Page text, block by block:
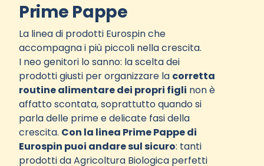
Prime Pappe
La linea di prodotti Eurospin che
accompagna i più piccoli nella crescita.
I neo genitori lo sanno: la scelta dei
prodotti giusti per organizzare la corretta
routine alimentare dei propri figli non è
affatto scontata, soprattutto quando si
parla delle prime e delicate fasi della
crescita. Con la linea Prime Pappe di
Eurospin puoi andare sul sicuro: tanti
prodotti da Agricoltura Biologica perfetti